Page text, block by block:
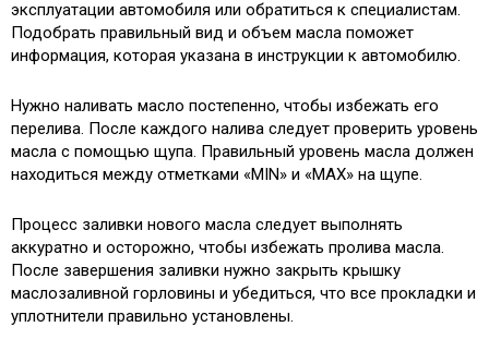
эксплуатации автомобиля или обратиться к специалистам.
Подобрать правильный вид и объем масла поможет
информация, которая указана в инструкции к автомобилю.
Нужно наливать масло постепенно, чтобы избежать его
перелива. После каждого налива следует проверить уровень
масла с помощью щупа. Правильный уровень масла должен
находиться между отметками «MIN» и «MAX» на щупе.
Процесс заливки нового масла следует выполнять
аккуратно и осторожно, чтобы избежать пролива масла.
После завершения заливки нужно закрыть крышку
маслозаливной горловины и убедиться, что все прокладки и
уплотнители правильно установлены.